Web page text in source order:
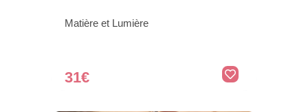
Matière et Lumière
31€